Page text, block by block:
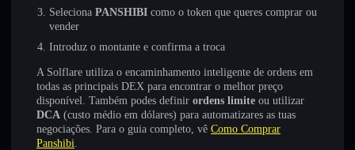
Seleciona PANSHIBI como o token que queres comprar ou
vender
Introduz o montante e confirma a troca
A Solflare utiliza o encaminhamento inteligente de ordens em
todas as principais DEX para encontrar o melhor preço
disponível. Também podes definir ordens limite ou utilizar
DCA (custo médio em dólares) para automatizares as tuas
negociações. Para o guia completo, vê Como Comprar
Panshibi.